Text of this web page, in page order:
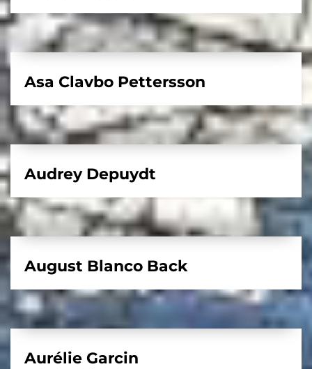
Asa Clavbo Pettersson
Audrey Depuydt
August Blanco Back
Aurélie Garcin